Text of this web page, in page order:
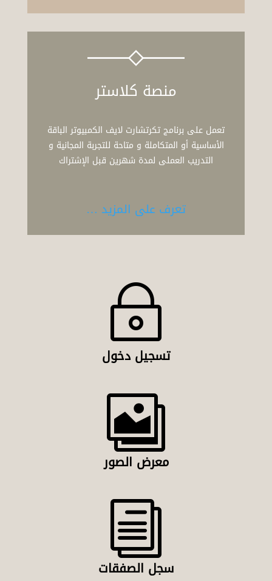
منصة كلاستر
تعمل على برنامج تكرتشارت لايف الكمبيوتر الباقة
الأساسية أو المتكاملة و متاحة للتجربة المجانية و
التدريب العملى لمدة شهرين قبل الإشتراك
تعرف على المزيد …
~
تسجيل دخول

معرض الصور
i
سجل الصفقات